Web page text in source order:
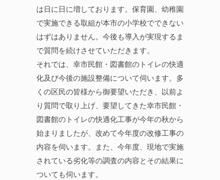
は日に日に増しております。保育園、幼稚園
で実施できる取組が本市の小学校でできない
はずはありません。今後も導入が実現するま
で質問を続けさせていただきます。
それでは、幸市民館・図書館のトイレの快適
化及び今後の施設整備について伺います。多
くの区民の皆様から御要望いただき、以前よ
り質問で取り上げ、要望してきた幸市民館・
図書館のトイレの快適化工事が今年の秋から
始まりましたが、改めて今年度の改修工事の
内容を伺います。また、今年度、現地で実施
されている劣化等の調査の内容とその結果に
ついても伺います。